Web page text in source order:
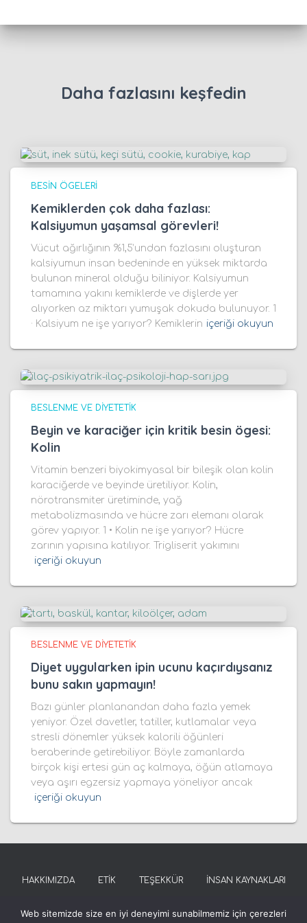
Daha fazlasını keşfedin
BESIN ÖGELERI
Kemiklerden çok daha fazlası:
Kalsiyumun yaşamsal görevleri!
Vücut ağırlığının %1,5’undan fazlasını oluşturan
kalsiyumun insan bedeninde en yüksek miktarda
bulunan mineral olduğu biliniyor. Kalsiyumun
tamamına yakını kemiklerde ve dişlerde yer
alıyorken az miktarı yumuşak dokuda bulunuyor. 1
· Kalsiyum ne işe yarıyor? Kemiklerin içeriği okuyun
BESLENME VE DIYETETIK
Beyin ve karaciğer için kritik besin ögesi:
Kolin
Vitamin benzeri biyokimyasal bir bileşik olan kolin
karaciğerde ve beyinde üretiliyor. Kolin,
nörotransmiter üretiminde, yağ
metabolizmasında ve hücre zarı elemanı olarak
görev yapıyor. 1 • Kolin ne işe yarıyor? Hücre
zarının yapısına katılıyor. Trigliserit yakımını
içeriği okuyun
BESLENME VE DIYETETIK
Diyet uygularken ipin ucunu kaçırdıysanız
bunu sakın yapmayın!
Bazı günler planlanandan daha fazla yemek
yeniyor. Özel davetler, tatiller, kutlamalar veya
stresli dönemler yüksek kalorili öğünleri
beraberinde getirebiliyor. Böyle zamanlarda
birçok kişi ertesi gün aç kalmaya, öğün atlamaya
veya aşırı egzersiz yapmaya yöneliyor ancak
içeriği okuyun
HAKKIMIZDA ETIK TEŞEKKÜR İNSAN KAYNAKLARI
SOSYAL SORUMLULUK KURUMSAL REFERANSLAR
Web sitemizde size en iyi deneyimi sunabilmemiz için çerezleri